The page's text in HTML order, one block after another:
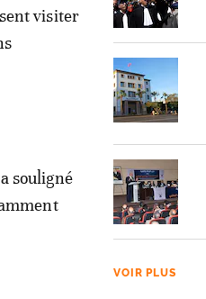
visiter
souligné
VOIR PLUS